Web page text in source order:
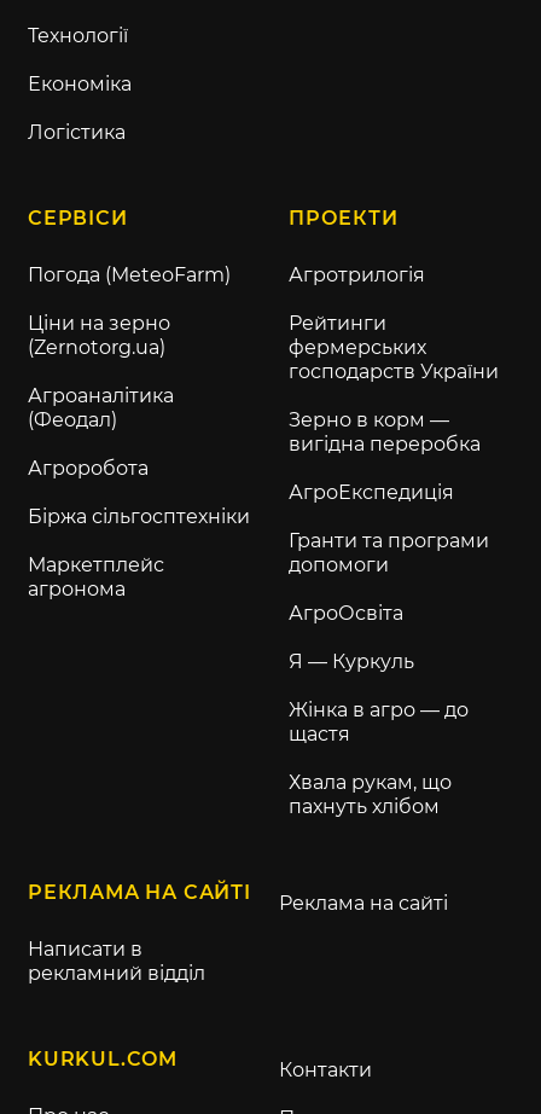
Технології
Економіка
Логістика
СЕРВІСИ
Погода (MeteoFarm)
Ціни на зерно
(Zernotorg.ua)
Агроаналітика
(Феодал)
Агроробота
Біржа сільгосптехніки
Маркетплейс
агронома
ПРОЕКТИ
Агротрилогія
Рейтинги
фермерських
господарств України
Зерно в корм —
вигідна переробка
АгроЕкспедиція
Гранти та програми
допомоги
АгроОсвіта
Я — Куркуль
Жінка в агро — до
щастя
Хвала рукам, що
пахнуть хлібом
РЕКЛАМА НА САЙТІ
Написати в
рекламний відділ
Реклама на сайті
KURKUL.COM Контакти